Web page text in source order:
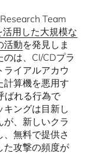
Team
用した大規模な
活動を発見しま
のは、CI/CDプラ
ライアルアカウ
計算機を悪用す
ばれる行為で
キングは目新し
が、新しいクラ
、無料で提供さ
た攻撃の頻度が